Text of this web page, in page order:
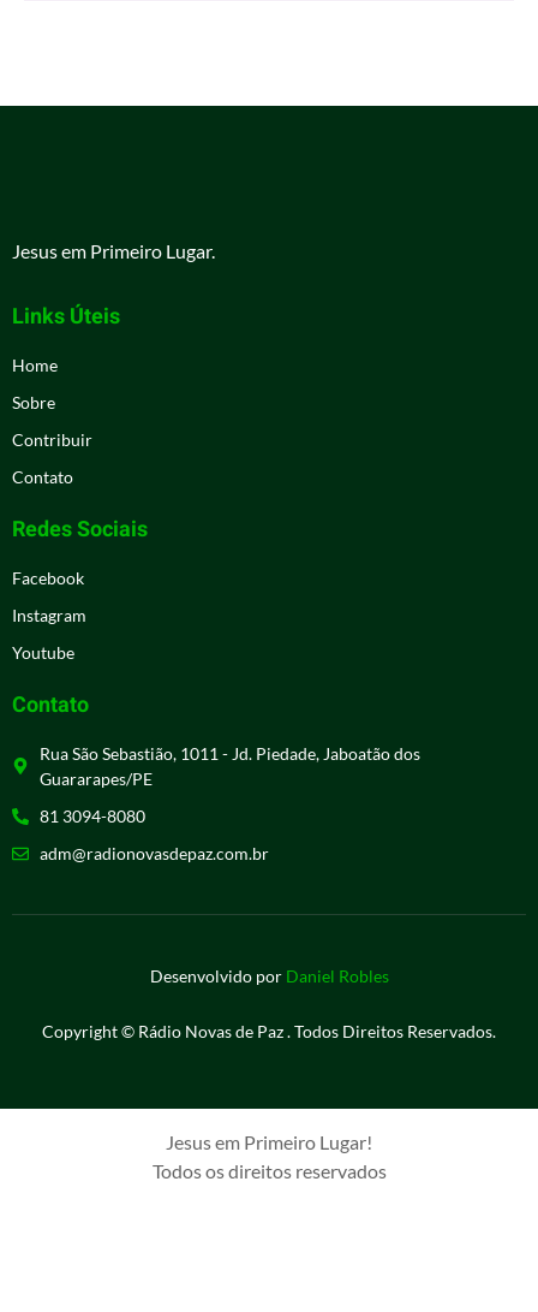
Jesus em Primeiro Lugar.
Links Úteis
Home
Sobre
Contribuir
Contato
Redes Sociais
Facebook
Instagram
Youtube
Contato
Rua São Sebastião, 1011 - Jd. Piedade, Jaboatão dos
Guararapes/PE
81 3094-8080
adm@radionovasdepaz.com.br
Desenvolvido por Daniel Robles
Copyright © Rádio Novas de Paz . Todos Direitos Reservados.
Jesus em Primeiro Lugar!
Todos os direitos reservados